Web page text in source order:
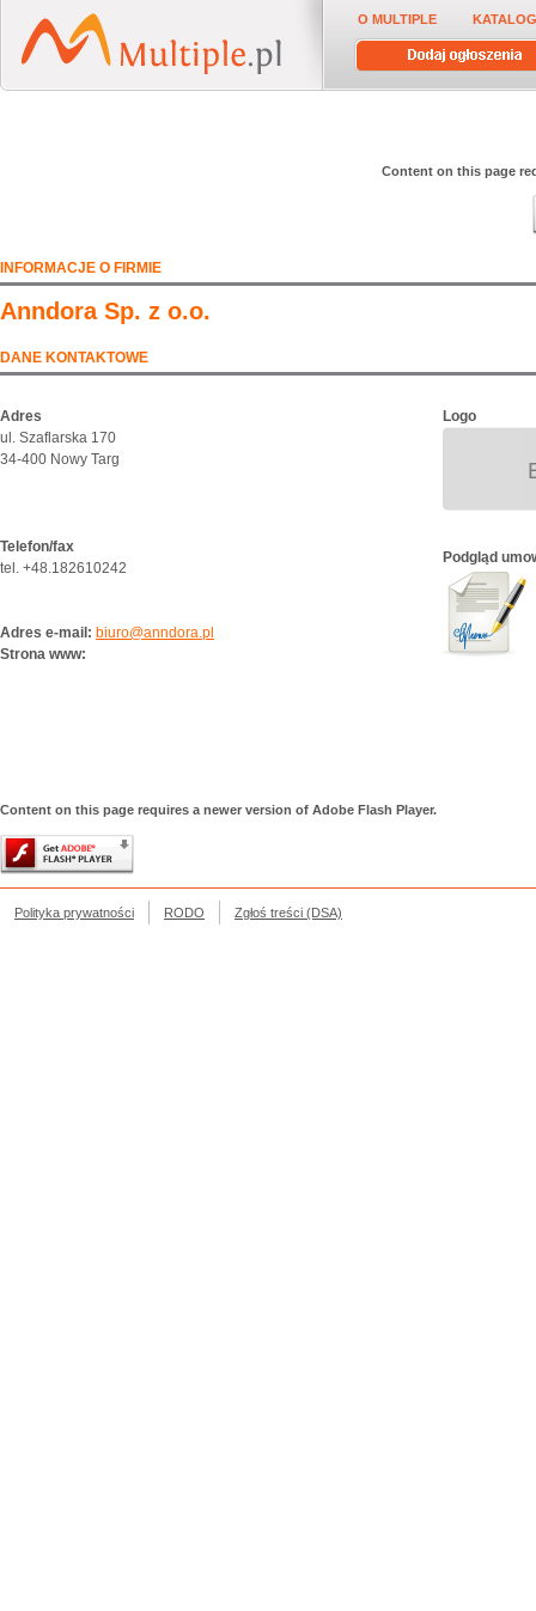
O MULTIPLE
Content on this page
INFORMACJE O FIRMIE
Anndora Sp. z o.o.
DANE KONTAKTOWE
Adres
ul. Szaflarska 170
34-400 Nowy Targ
Logo
Telefon/fax
tel. +48.182610242
Adres e-mail: biuro@anndora.pl
Strona www:
Podgląd
Content on this page requires a newer version of Adobe Flash Player.
Polityka prywatności RODO Zgłoś treści (DSA)